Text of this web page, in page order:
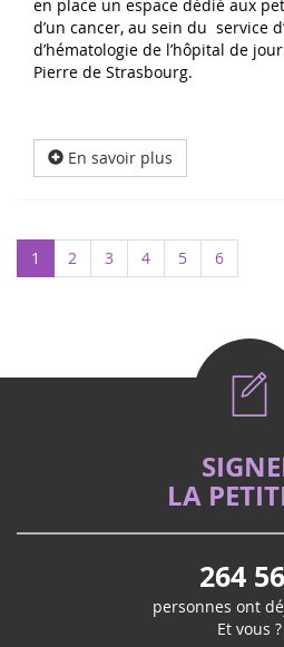
en place un espace dédié aux
d’un cancer, au sein du service
d’hématologie de l’hôpital de
Pierre de Strasbourg.
En savoir plus
1 2 3 4 5 6
LA
264
personnes ont
Et vous ?